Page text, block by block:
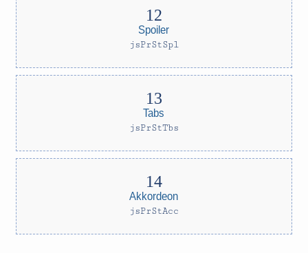
Spoiler
jsPrStSpl
Tabs
jsPrStTbs
Akkordeon
jsPrStAcc